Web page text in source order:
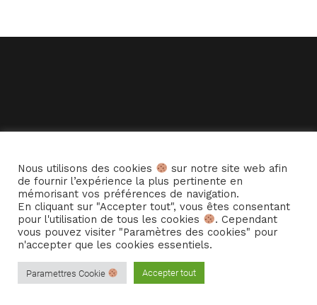
© Copyright – Cie La Hurlante Mentions Légales
Nous utilisons des cookies
sur notre site web afin
de fournir l’expérience la plus pertinente en
mémorisant vos préférences de navigation.
En cliquant sur "Accepter tout", vous êtes consentant
pour l'utilisation de tous les cookies
. Cependant
vous pouvez visiter "Paramètres des cookies" pour
n'accepter que les cookies essentiels.
Paramettres Cookie Accepter tout